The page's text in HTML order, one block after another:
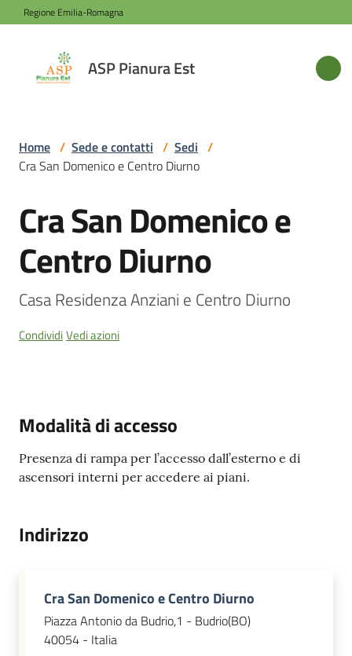
Vai al contenuto
Vai alla navigazione
Vai al footer
Regione Emilia-Romagna
ASP Pianura Est
ASP
Pianura
Azienda
Novità
Servizi
Sede
Sostenere
l'ASP
Home / Sede e contatti / Sedi /
Cra San Domenico e Centro Diurno
Salta al contenuto
Cra San Domenico e
Centro Diurno
Casa Residenza Anziani e Centro Diurno
CondividiVedi azioni
Modalità di accesso
Presenza di rampa per l’accesso dall’esterno e di
ascensori interni per accedere ai piani.
Indirizzo
Cra San Domenico e Centro Diurno
Piazza Antonio da Budrio,1 - Budrio(BO)
40054 - Italia